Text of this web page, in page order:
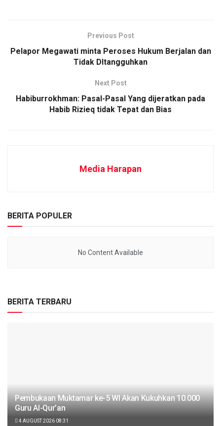
Previous Post
Pelapor Megawati minta Peroses Hukum Berjalan dan
Tidak DItangguhkan
Next Post
Habiburrokhman: Pasal-Pasal Yang dijeratkan pada
Habib Rizieq tidak Tepat dan Bias
Media Harapan
BERITA POPULER
No Content Available
BERITA TERBARU
Pembukaan Muktamar ke-5 WI Akan Kukuhkan 10.000
Guru Al-Qur’an
4 AUGUST 2026 08:31